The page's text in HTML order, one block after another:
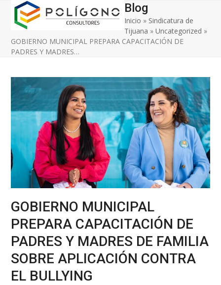
Skip
content
Open
mobile
menu
Close
mobile
menu
Blog
Inicio » Sindicatura de
Tijuana »Uncategorized »
GOBIERNO MUNICIPAL PREPARA CAPACITACIÓN DE
PADRES Y MADRES…
GOBIERNO MUNICIPAL
PREPARA CAPACITACIÓN DE
PADRES Y MADRES DE FAMILIA
SOBRE APLICACIÓN CONTRA
EL BULLYING